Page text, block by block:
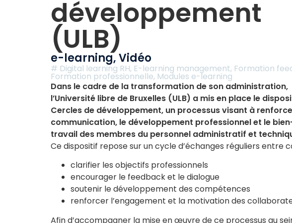
développement
(ULB)
e-learning,Vidéo
# Digital learning RH, E-learning management, Formation
Formation professionnelle, Modules e-learning
Dans le cadre de la transformation de son administration,
l’Université libre de Bruxelles (ULB) a mis en place le
Cercles de développement, un processus visant à
communication, le développement professionnel et le
travail des membres du personnel administratif et
Ce dispositif repose sur un cycle d’échanges réguliers
clarifier les objectifs professionnels
encourager le feedback et le dialogue
soutenir le développement des compétences
renforcer l’engagement et la motivation des
Afin d’accompagner la mise en œuvre de ce processus au